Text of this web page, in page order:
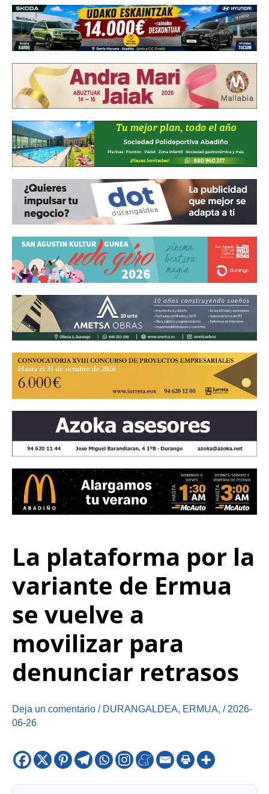
La plataforma por la
variante de Ermua
se vuelve a
movilizar para
denunciar retrasos
Deja un comentario / DURANGALDEA, ERMUA, / 2026-
06-26